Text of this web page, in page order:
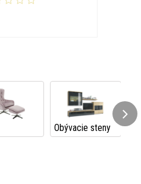
Obývacie steny